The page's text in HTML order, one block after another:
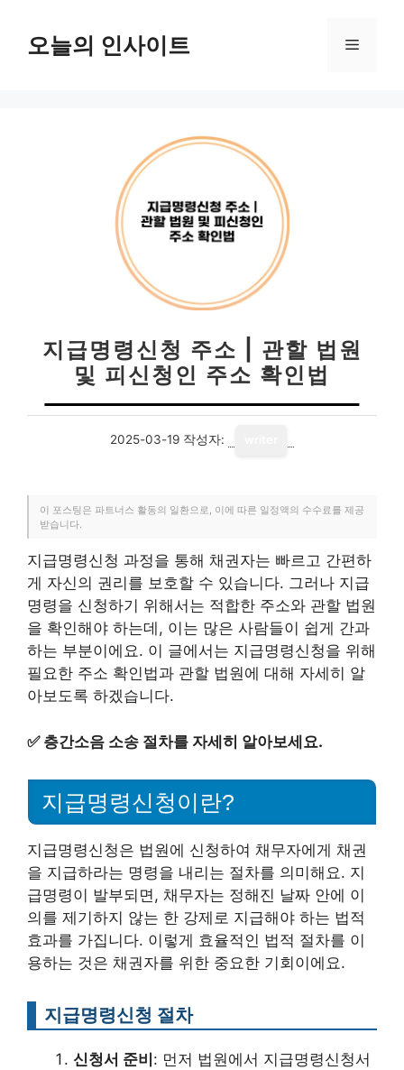
오늘의 인사이트 메
지급명령신청 주소 | 관할 법원
및 피신청인 주소 확인법
2025-03-19 작성자:
이 포스팅은 파트너스 활동의 일환으로, 이에 따른 일정액의 수수료를 제공
받습니다.
지급명령신청 과정을 통해 채권자는 빠르고 간편하
게 자신의 권리를 보호할 수 있습니다. 그러나 지급
명령을 신청하기 위해서는 적합한 주소와 관할 법원
을 확인해야 하는데, 이는 많은 사람들이 쉽게 간과
하는 부분이에요. 이 글에서는 지급명령신청을 위해
필요한 주소 확인법과 관할 법원에 대해 자세히 알
아보도록 하겠습니다.
✅ 층간소음 소송 절차를 자세히 알아보세요.
지급명령신청이란?
지급명령신청은 법원에 신청하여 채무자에게 채권
을 지급하라는 명령을 내리는 절차를 의미해요. 지
급명령이 발부되면, 채무자는 정해진 날짜 안에 이
의를 제기하지 않는 한 강제로 지급해야 하는 법적
효과를 가집니다. 이렇게 효율적인 법적 절차를 이
용하는 것은 채권자를 위한 중요한 기회이에요.
지급명령신청 절차
신청서 준비 : 먼저 법원에서 지급명령신청서